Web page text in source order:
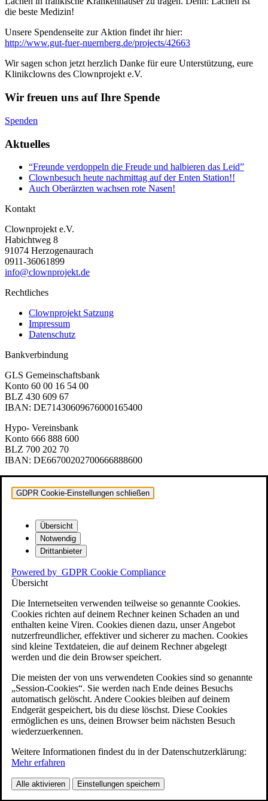
die beste Medizin!
Unsere Spendenseite zurAktion findet ihr hier:
http://www.gut-fuer-nuernberg.de/projects/42663
Wir sagen schon jetzt herzlich Danke für eure Unterstützung, eure
Klinikclowns des Clownprojekt e.V.
Wir freuen uns auf Ihre Spende
Spenden
Aktuelles
“Freunde verdoppeln die Freude und halbieren das Leid”
Clownbesuch heute nachmittag auf der Enten Station!!
Auch Oberärzten wachsen rote Nasen!
Kontakt
Clownprojekt e.V.
Habichtweg 8
91074 Herzogenaurach
0911-36061899
info@clownprojekt.de
Rechtliches
Clownprojekt Satzung
Impressum
Datenschutz
Bankverbindung
GLS Gemeinschaftsbank
Konto 60 00 16 54 00
BLZ 430 609 67
IBAN: DE71430609676000165400
Hypo- Vereinsbank
Konto 666 888 600
BLZ 700 202 70
IBAN: DE66700202700666888600
GDPR Cookie-Einstellungen schließen
Übersicht
Notwendig
Drittanbieter
Powered by GDPR Cookie Compliance
Übersicht
Die Internetseiten verwenden teilweise so genannte Cookies.
Cookies richten auf deinem Rechner keinen Schaden an und
enthalten keine Viren. Cookies dienen dazu, unser Angebot
nutzerfreundlicher, effektiver und sicherer zu machen. Cookies
sind kleine Textdateien, die auf deinem Rechner abgelegt
werden und die dein Browser speichert.
Die meisten der von uns verwendeten Cookies sind so genannte
„Session-Cookies“. Sie werden nach Ende deines Besuchs
automatisch gelöscht. Andere Cookies bleiben auf deinem
Endgerät gespeichert, bis du diese löschst. Diese Cookies
ermöglichen es uns, deinen Browser beim nächsten Besuch
wiederzuerkennen.
Weitere Informationen findest du in der Datenschutzerklärung:
Mehr erfahren
Alle aktivieren Einstellungen speichern